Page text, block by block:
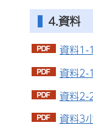
4.資料
資料1-
資料2-
資料2-
資料3